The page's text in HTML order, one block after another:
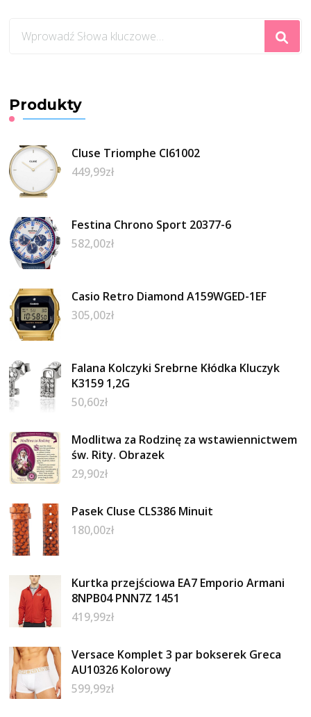
czegoś?
Produkty
Cluse Triomphe Cl61002
449,99zł
Festina Chrono Sport 20377-6
582,00zł
Casio Retro Diamond A159WGED-1EF
305,00zł
Falana Kolczyki Srebrne Kłódka Kluczyk
K3159 1,2G
50,60zł
Modlitwa za Rodzinę za wstawiennictwem
św. Rity. Obrazek
29,90zł
Pasek Cluse CLS386 Minuit
180,00zł
Kurtka przejściowa EA7 Emporio Armani
8NPB04 PNN7Z 1451
419,99zł
Versace Komplet 3 par bokserek Greca
AU10326 Kolorowy
599,99zł